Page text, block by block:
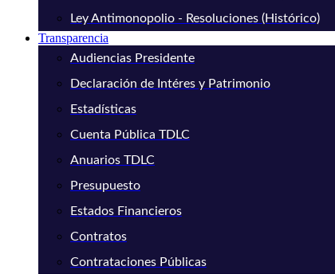
Ley Antimonopolio - Resoluciones (Histórico)
Transparencia
Audiencias Presidente
Declaración de Intéres y Patrimonio
Estadísticas
Cuenta Pública TDLC
Anuarios TDLC
Presupuesto
Estados Financieros
Contratos
Contrataciones Públicas